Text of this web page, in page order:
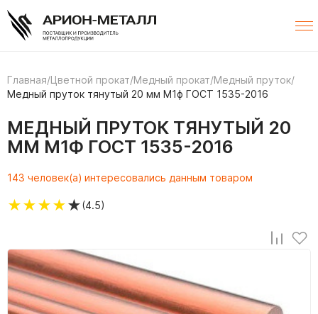
Главная/Цветной прокат/Медный прокат/Медный пруток/
Медный пруток тянутый 20 мм М1ф ГОСТ 1535-2016
МЕДНЫЙ ПРУТОК ТЯНУТЫЙ 20
ММ М1Ф ГОСТ 1535-2016
143 человек(а) интересовались данным товаром
★★★★★(4.5)